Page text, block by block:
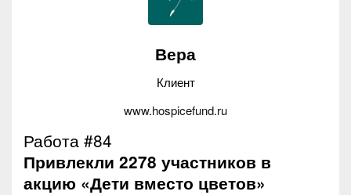
Вера
Клиент
www.hospicefund.ru
Работа #84
Привлекли 2278 участников в
акцию «Дети вместо цветов»